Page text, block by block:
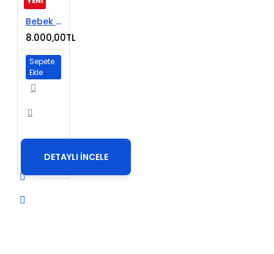
Bebek Ürünleri E-Ticaret Sitesi
8.000,00TL
Sepete
Ekle
DETAYLI İNCELE